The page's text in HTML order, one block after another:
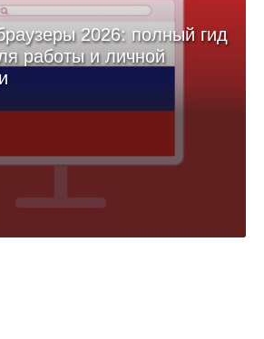
2026: полный гид
работы и личной